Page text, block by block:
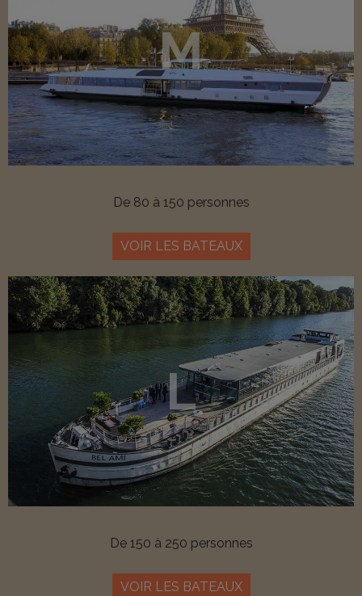
M
De 80 à 150 personnes
VOIR LES BATEAUX
L
De 150 à 250 personnes
VOIR LES BATEAUX